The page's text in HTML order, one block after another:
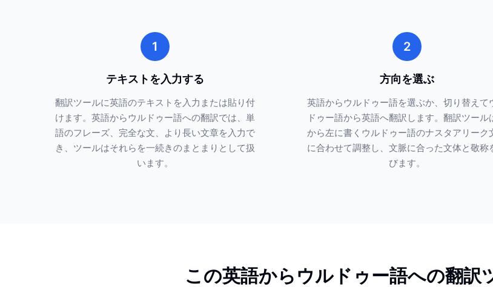
1
テキストを入力する
翻訳ツールに英語のテキストを入力または貼り付
けます。英語からウルドゥー語への翻訳では、単
語のフレーズ、完全な文、より長い文章を入力で
き、ツールはそれらを一続きのまとまりとして扱
います。
2
方向を選ぶ
英語からウルドゥー語を選ぶか、切り替えて
ドゥー語から英語へ翻訳します。翻訳ツール
から左に書くウルドゥー語のナスタアリーク
に合わせて調整し、文脈に合った文体と敬称
びます。
この英語からウルドゥー語への翻訳